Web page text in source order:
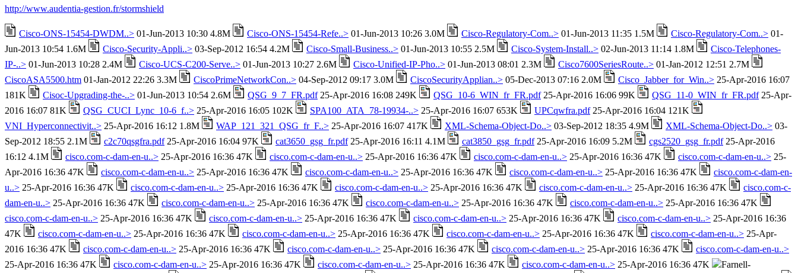
http://www.audentia-gestion.fr/stormshield
Cisco-ONS-15454-DWDM..> 01-Jun-2013 10:30 4.8M Cisco-ONS-15454-Refe..> 01-Jun-2013 10:26 3.0M Cisco-Regulatory-Com..> 01-Jun-2013 11:35 1.5M Cisco-Regulatory-Com..> 01-
Jun-2013 10:54 1.6M
Cisco-Security-Appli..> 03-Sep-2012 16:54 4.2M Cisco-Small-Business..> 01-Jun-2013 10:55 2.5M Cisco-System-Install..> 02-Jun-2013 11:14 1.8M
Cisco-Telephones-
IP-..> 01-Jun-2013 10:28 2.4M Cisco-UCS-C200-Serve..> 01-Jun-2013 10:27 2.6M Cisco-Unified-IP-Pho..> 01-Jun-2013 08:01 2.3M Cisco7600SeriesRoute..> 01-Jan-2012 12:51 2.7M
CiscoASA5500.htm 01-Jan-2012 22:26 3.3M CiscoPrimeNetworkCon..> 04-Sep-2012 09:17 3.0M CiscoSecurityApplian..> 05-Dec-2013 07:16 2.0M Cisco_Jabber_for_Win..> 25-Apr-2016 16:07
181K
Cisoc-Upgrading-the-..> 01-Jun-2013 10:54 2.6M QSG_9_7_FR.pdf25-Apr-2016 16:08 249K QSG_10-6_WIN_fr_FR.pdf25-Apr-2016 16:06 99K QSG_11-0_WIN_fr_FR.pdf25-Apr-
2016 16:07 81K
QSG_CUCI_Lync_10-6_f..> 25-Apr-2016 16:05 102K SPA100_ATA_78-19934-..> 25-Apr-2016 16:07 653K UPCqwfra.pdf25-Apr-2016 16:04 121K
VNI_Hyperconnectivit..> 25-Apr-2016 16:12 1.8M WAP_121_321_QSG_fr_F..> 25-Apr-2016 16:07 417K XML-Schema-Object-Do..> 03-Sep-2012 18:35 4.9M XML-Schema-Object-Do..> 03-
Sep-2012 18:55 2.1M
c2c70qsgfra.pdf25-Apr-2016 16:04 97K cat3650_gsg_fr.pdf25-Apr-2016 16:11 4.1M cat3850_gsg_fr.pdf25-Apr-2016 16:09 5.2M cgs2520_gsg_fr.pdf25-Apr-2016
16:12 4.1M
cisco.com-c-dam-en-u..> 25-Apr-2016 16:36 47K cisco.com-c-dam-en-u..> 25-Apr-2016 16:36 47K cisco.com-c-dam-en-u..> 25-Apr-2016 16:36 47K cisco.com-c-dam-en-u..> 25-
Apr-2016 16:36 47K
cisco.com-c-dam-en-u..> 25-Apr-2016 16:36 47K cisco.com-c-dam-en-u..> 25-Apr-2016 16:36 47K cisco.com-c-dam-en-u..> 25-Apr-2016 16:36 47K
cisco.com-c-dam-en-
u..> 25-Apr-2016 16:36 47K cisco.com-c-dam-en-u..> 25-Apr-2016 16:36 47K cisco.com-c-dam-en-u..> 25-Apr-2016 16:36 47K cisco.com-c-dam-en-u..> 25-Apr-2016 16:36 47K
cisco.com-c-
dam-en-u..> 25-Apr-2016 16:36 47K cisco.com-c-dam-en-u..> 25-Apr-2016 16:36 47K cisco.com-c-dam-en-u..> 25-Apr-2016 16:36 47K cisco.com-c-dam-en-u..> 25-Apr-2016 16:36 47K
cisco.com-c-dam-en-u..> 25-Apr-2016 16:36 47K cisco.com-c-dam-en-u..> 25-Apr-2016 16:36 47K cisco.com-c-dam-en-u..> 25-Apr-2016 16:36 47K cisco.com-c-dam-en-u..> 25-Apr-2016 16:36
47K
cisco.com-c-dam-en-u..> 25-Apr-2016 16:36 47K cisco.com-c-dam-en-u..> 25-Apr-2016 16:36 47K cisco.com-c-dam-en-u..> 25-Apr-2016 16:36 47K cisco.com-c-dam-en-u..> 25-Apr-
2016 16:36 47K
cisco.com-c-dam-en-u..> 25-Apr-2016 16:36 47K cisco.com-c-dam-en-u..> 25-Apr-2016 16:36 47K cisco.com-c-dam-en-u..> 25-Apr-2016 16:36 47K
cisco.com-c-dam-en-u..>
25-Apr-2016 16:36 47K
cisco.com-c-dam-en-u..> 25-Apr-2016 16:36 47K cisco.com-c-dam-en-u..> 25-Apr-2016 16:36 47K cisco.com-c-dam-en-u..> 25-Apr-2016 16:36 47K Farnell-